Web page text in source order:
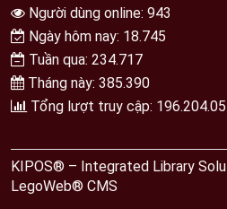
Người dùng online: 943
Ngày hôm nay: 18.745
Tuần qua: 234.717
Tháng này: 385.390
Tổng lượt truy cập:
KIPOS® – Integrated Library
LegoWeb® CMS